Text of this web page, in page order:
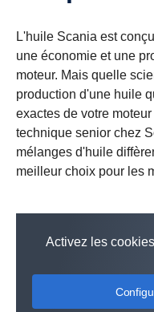
L'huile Scania est
une économie et une
moteur. Mais quelle
production d'une huile
exactes de votre
technique senior chez
mélanges d'huile
meilleur choix pour les
Activez les